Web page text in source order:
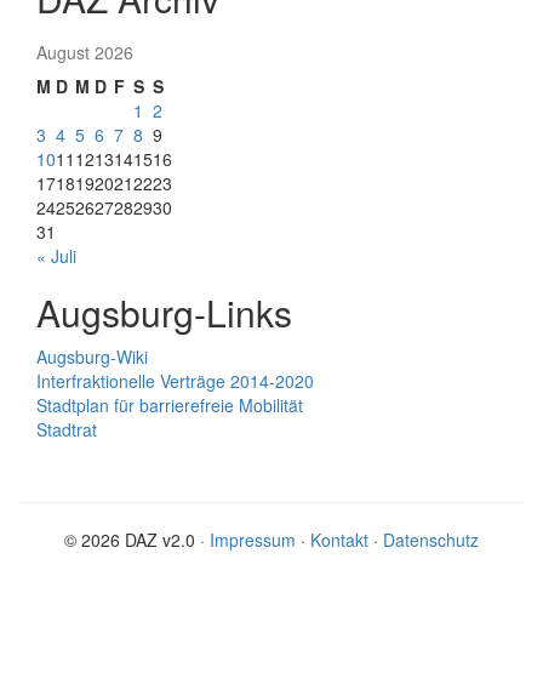
August 2026
M D M D F S S
1 2
3 4 5 6 7 8 9
1011 1213141516
17181920212223
24252627282930
31
« Juli
Augsburg-Links
Augsburg-Wiki
Interfraktionelle Verträge 2014-2020
Stadtplan für barrierefreie Mobilität
Stadtrat
© 2026 DAZ v2.0 · Impressum · Kontakt · Datenschutz